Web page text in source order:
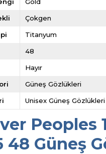
Çokgen
Titanyum
48
Hayır
Güneş Gözlükleri
Unisex Güneş Gözlükleri
Peoples
48 Güneş